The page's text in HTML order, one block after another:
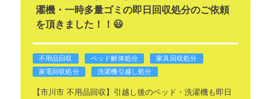
濯機・一時多量ゴミの即日回収処分のご依頼
を頂きました！！😃
不用品回収 ベッド解体処分
家具回収処分
家電回収処分
洗濯機引越し処分
【市川市 不用品回収】引越し後のベッド・洗濯機も即日